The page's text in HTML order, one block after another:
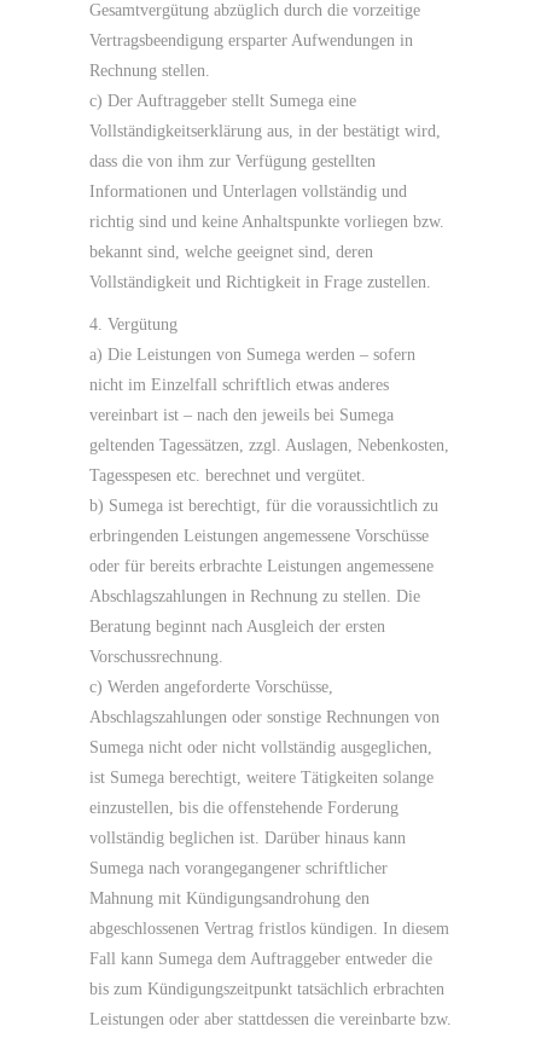
Gesamtvergütung abzüglich durch die vorzeitige
Vertragsbeendigung ersparter Aufwendungen in
Rechnung stellen.
c) Der Auftraggeber stellt Sumega eine
Vollständigkeitserklärung aus, in der bestätigt wird,
dass die von ihm zur Verfügung gestellten
Informationen und Unterlagen vollständig und
richtig sind und keine Anhaltspunkte vorliegen bzw.
bekannt sind, welche geeignet sind, deren
Vollständigkeit und Richtigkeit in Frage zustellen.
4. Vergütung
a) Die Leistungen von Sumega werden – sofern
nicht im Einzelfall schriftlich etwas anderes
vereinbart ist – nach den jeweils bei Sumega
geltenden Tagessätzen, zzgl. Auslagen, Nebenkosten,
Tagesspesen etc. berechnet und vergütet.
b) Sumega ist berechtigt, für die voraussichtlich zu
erbringenden Leistungen angemessene Vorschüsse
oder für bereits erbrachte Leistungen angemessene
Abschlagszahlungen in Rechnung zu stellen. Die
Beratung beginnt nach Ausgleich der ersten
Vorschussrechnung.
c) Werden angeforderte Vorschüsse,
Abschlagszahlungen oder sonstige Rechnungen von
Sumega nicht oder nicht vollständig ausgeglichen,
ist Sumega berechtigt, weitere Tätigkeiten solange
einzustellen, bis die offenstehende Forderung
vollständig beglichen ist. Darüber hinaus kann
Sumega nach vorangegangener schriftlicher
Mahnung mit Kündigungsandrohung den
abgeschlossenen Vertrag fristlos kündigen. In diesem
Fall kann Sumega dem Auftraggeber entweder die
bis zum Kündigungszeitpunkt tatsächlich erbrachten
Leistungen oder aber stattdessen die vereinbarte bzw.